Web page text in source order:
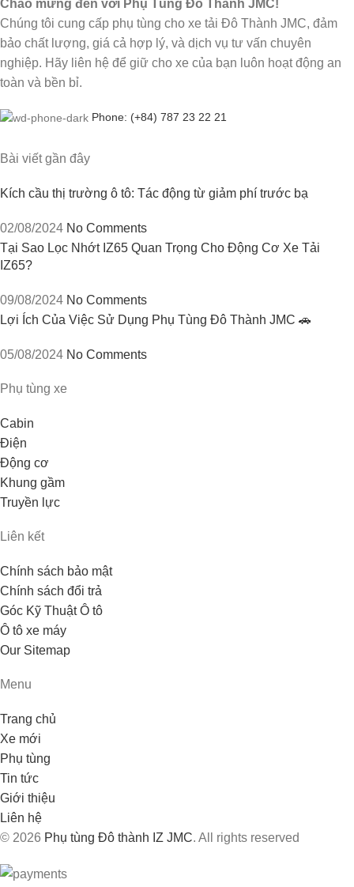
Chào mừng đến với Phụ Tùng Đô Thành JMC!
Chúng tôi cung cấp phụ tùng cho xe tải Đô Thành JMC, đảm
bảo chất lượng, giá cả hợp lý, và dịch vụ tư vấn chuyên
nghiệp. Hãy liên hệ để giữ cho xe của bạn luôn hoạt động an
toàn và bền bỉ.
Phone: (+84) 787 23 22 21
Bài viết gần đây
Kích cầu thị trường ô tô: Tác động từ giảm phí trước bạ
02/08/2024 No Comments
Tại Sao Lọc Nhớt IZ65 Quan Trọng Cho Động Cơ Xe Tải
IZ65?
09/08/2024 No Comments
Lợi Ích Của Việc Sử Dụng Phụ Tùng Đô Thành JMC 🚗
05/08/2024 No Comments
Phụ tùng xe
Cabin
Điện
Động cơ
Khung gầm
Truyền lực
Liên kết
Chính sách bảo mật
Chính sách đổi trả
Góc Kỹ Thuật Ô tô
Ô tô xe máy
Our Sitemap
Menu
Trang chủ
Xe mới
Phụ tùng
Tin tức
Giới thiệu
Liên hệ
© 2026 Phụ tùng Đô thành IZ JMC. All rights reserved